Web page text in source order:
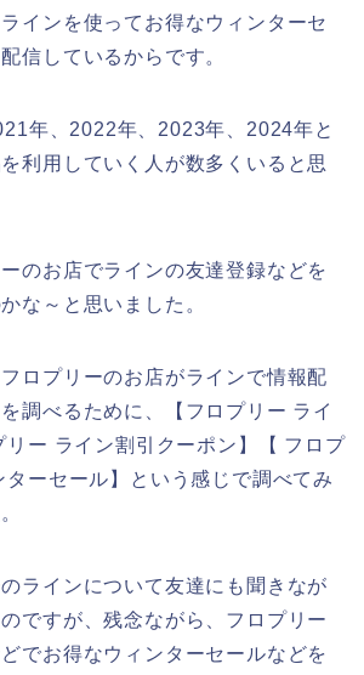
インを使ってお得なウィンターセ
信しているからです。
年、2022年、2023年、2024年と
利用していく人が数多くいると思
のお店でラインの友達登録などを
な～と思いました。
ロプリーのお店がラインで情報配
調べるために、【フロプリー ライ
リー ライン割引クーポン】【 フロプ
ターセール】という感じで調べてみ
ラインについて友達にも聞きなが
ですが、残念ながら、フロプリー
でお得なウィンターセールなどを